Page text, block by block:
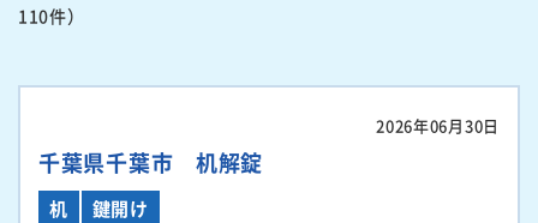
110件）
2026年06月30日
千葉県千葉市 机解錠
机 鍵開け